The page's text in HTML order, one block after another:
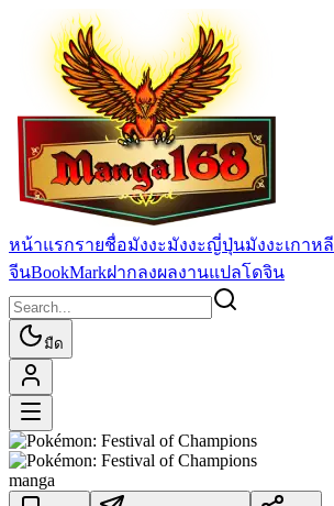
หน้าแรกรายชื่อมังงะมังงะญี่ปุ่นมังงะเกาหลี
จีนBookMarkฝากลงผลงานแปลโดจิน
มืด
manga